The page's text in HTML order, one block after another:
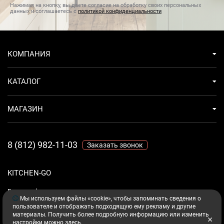
Нажимая на кнопку, вы даете согласие на обработку своих персональных
данных и соглашаетесь с политикой конфиденциальности
KITCHEN-GO
Ваш комфорт - дело техники.
КОМПАНИЯ
КАТАЛОГ
МАГАЗИН
8 (812) 982-11-03 Заказать звонок
Мы используем файлы «cookie», чтобы запоминать сведения о
пользователе и отображать подходящую ему рекламу и другие
материалы. Получить более подробную информацию или изменить
настройки можно здесь.